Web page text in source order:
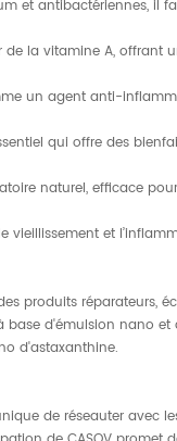
et antibactériennes, il
de la vitamine A,
un agent anti-
qui offre des
naturel, efficace
et
produits réparateurs,
base d'émulsion nano et
d'astaxanthine.
de réseauter